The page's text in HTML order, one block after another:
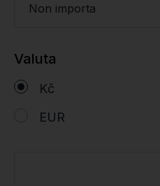
Non importa
Valuta
Kč
EUR